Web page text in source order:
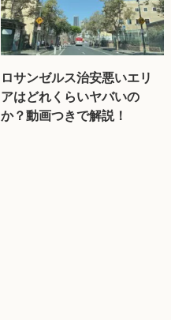
ロサンゼルス治安悪いエリ
アはどれくらいヤバいの
か？動画つきで解説！